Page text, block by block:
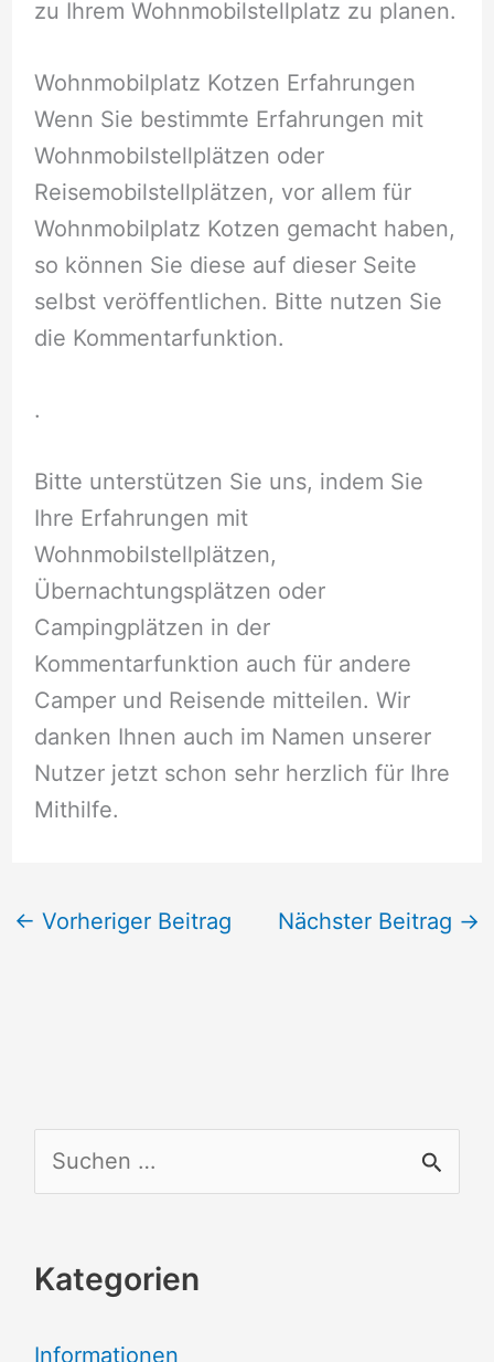
zu Ihrem Wohnmobilstellplatz zu planen.
Wohnmobilplatz Kotzen Erfahrungen
Wenn Sie bestimmte Erfahrungen mit
Wohnmobilstellplätzen oder
Reisemobilstellplätzen, vor allem für
Wohnmobilplatz Kotzen gemacht haben,
so können Sie diese auf dieser Seite
selbst veröffentlichen. Bitte nutzen Sie
die Kommentarfunktion.
.
Bitte unterstützen Sie uns, indem Sie
Ihre Erfahrungen mit
Wohnmobilstellplätzen,
Übernachtungsplätzen oder
Campingplätzen in der
Kommentarfunktion auch für andere
Camper und Reisende mitteilen. Wir
danken Ihnen auch im Namen unserer
Nutzer jetzt schon sehr herzlich für Ihre
Mithilfe.
← Vorheriger Beitrag Nächster Beitrag →
u
h
Kategorien
Informationen